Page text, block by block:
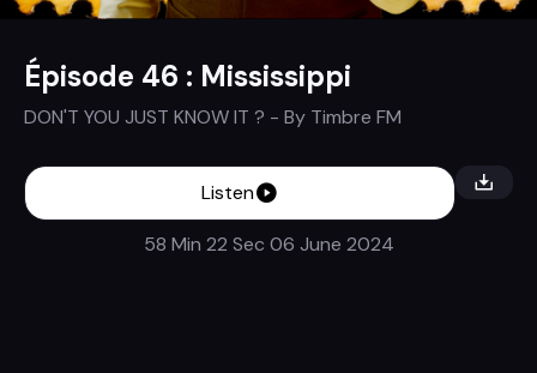
Épisode 46 : Mississippi
DON'T YOU JUST KNOW IT ? - By Timbre FM
Listen
58 Min 22 Sec 06 June 2024